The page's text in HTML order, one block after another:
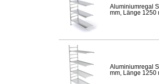
Aluminiumregal
mm, Länge 1250
Aluminiumregal
mm, Länge 1250